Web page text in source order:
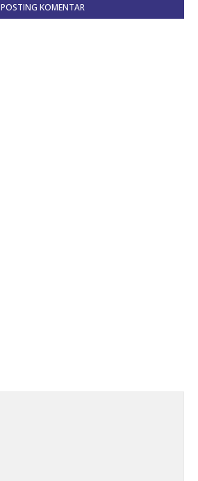
POSTING KOMENTAR